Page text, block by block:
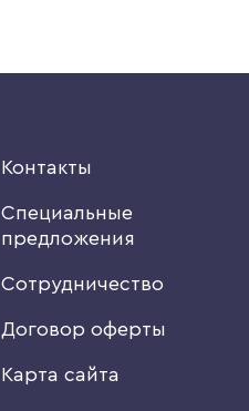
Контакты
Специальные
предложения
Сотрудничество
Договор оферты
Карта сайта